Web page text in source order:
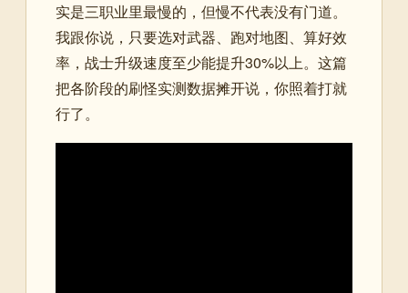
实是三职业里最慢的，但慢不代表没有门道。
我跟你说，只要选对武器、跑对地图、算好效
率，战士升级速度至少能提升30%以上。这篇
把各阶段的刷怪实测数据摊开说，你照着打就
行了。